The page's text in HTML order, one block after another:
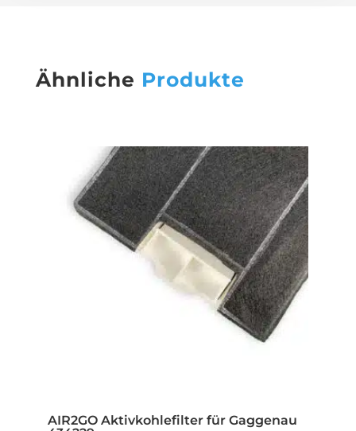
Ähnliche Produkte
AIR2GO Aktivkohlefilter für Gaggenau